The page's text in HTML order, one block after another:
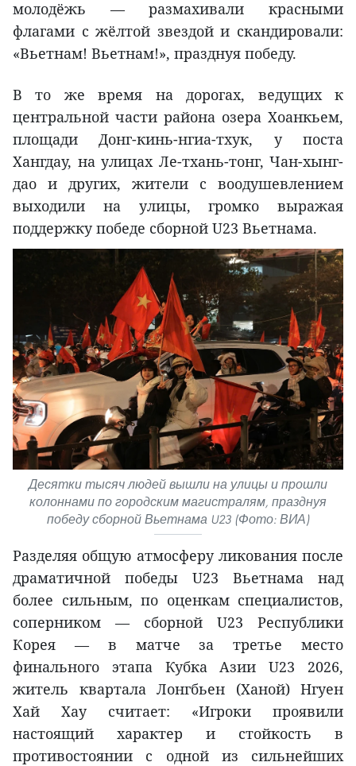
молодёжь — размахивали красными
флагами с жёлтой звездой и скандировали:
«Вьетнам! Вьетнам!», празднуя победу.
В то же время на дорогах, ведущих к
центральной части района озера Хоанкьем,
площади Донг-кинь-нгиа-тхук, у поста
Хангдау, на улицах Ле-тхань-тонг, Чан-хынг-
дао и других, жители с воодушевлением
выходили на улицы, громко выражая
поддержку победе сборной U23 Вьетнама.
Десятки тысяч людей вышли на улицы и прошли
колоннами по городским магистралям, празднуя
победу сборной Вьетнама U23 (Фото: ВИА)
Разделяя общую атмосферу ликования после
драматичной победы U23 Вьетнама над
более сильным, по оценкам специалистов,
соперником — сборной U23 Республики
Корея — в матче за третье место
финального этапа Кубка Азии U23 2026,
житель квартала Лонгбьен (Ханой) Нгуен
Хай Хау считает: «Игроки проявили
настоящий характер и стойкость в
противостоянии с одной из сильнейших